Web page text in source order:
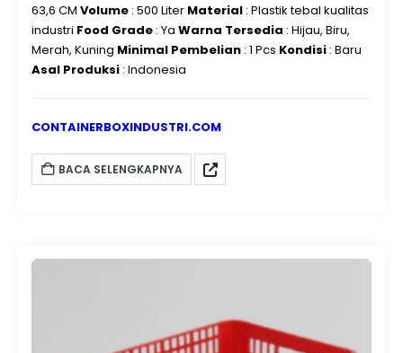
63,6 CM Volume: 500 Liter Material: Plastik tebal kualitas
industri Food Grade: Ya Warna Tersedia : Hijau, Biru,
Merah, Kuning Minimal Pembelian: 1 Pcs Kondisi: Baru
Asal Produksi: Indonesia
CONTAINERBOXINDUSTRI.COM
BACA SELENGKAPNYA